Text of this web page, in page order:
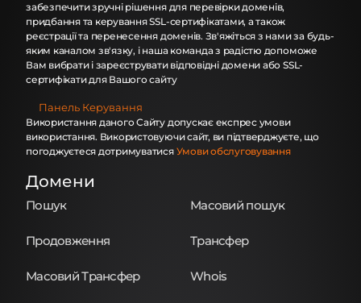
забезпечити зручні рішення для перевірки доменів,
придбання та керування SSL-сертифікатами, а також
реєстрації та перенесення доменів. Зв'яжіться з нами за будь-
яким каналом зв'язку, і наша команда з радістю допоможе
Вам вибрати і зареєструвати відповідні домени або SSL-
сертифікати для Вашого сайту
Панель Керування
Використання даного Сайту допускає експрес умови
використання. Використовуючи сайт, ви підтверджуєте, що
погоджуєтеся дотримуватися Умови обслуговування
Домени
Пошук Масовий пошук
Продовження Трансфер
Масовий Трансфер Whois